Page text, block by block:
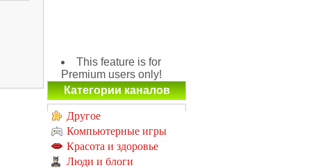
This feature is for
Premium users only!
Категории каналов
Другое
Компьютерные игры
Красота и здоровье
Люди и блоги